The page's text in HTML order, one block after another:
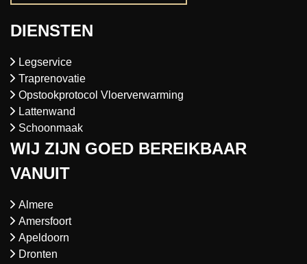
DIENSTEN
Legservice
Traprenovatie
Opstookprotocol Vloerverwarming
Lattenwand
Schoonmaak
WIJ ZIJN GOED BEREIKBAAR
VANUIT
Almere
Amersfoort
Apeldoorn
Dronten